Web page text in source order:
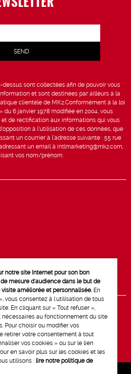
sont collectées afin de pouvoir vous
et sont destinées par ailleurs à la
clientèle de MK2.Conformément à la loi
du 6 janvier 1978 modifiée en 2004, vous
et de rectification aux informations qui vous
à l’utilisation de ces données, que
un courrier à l’adresse suivante : 55 rue
un email à intlmarketing@mk2.com,
vos nom/prénom.
notre site Internet pour son bon
mesure d'audience dans le but de
améliorée et personnalisée. En
vous consentez à l'utilisation de tous
En cliquant sur « Tout refuser »,
au fonctionnement du site
Pour choisir ou modifier vos
retirer votre consentement à tout
vos cookies » ou sur le lien
en savoir plus sur les cookies et les
utilisons : lire notre politique de